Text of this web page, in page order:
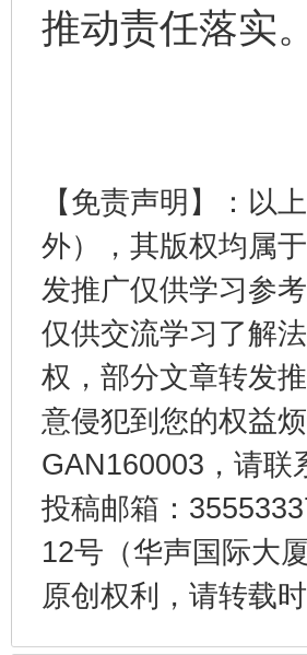
推动责任落实。
【免责声明】：以
外），其版权均属
发推广仅供学习参
仅供交流学习了解
权，部分文章转发
意侵犯到您的权益
GAN160003，请联
投稿邮箱：
12号（华声国际大
原创权利，请转载
完善运行机制助力责任有效落实
千年窑火 生生不息